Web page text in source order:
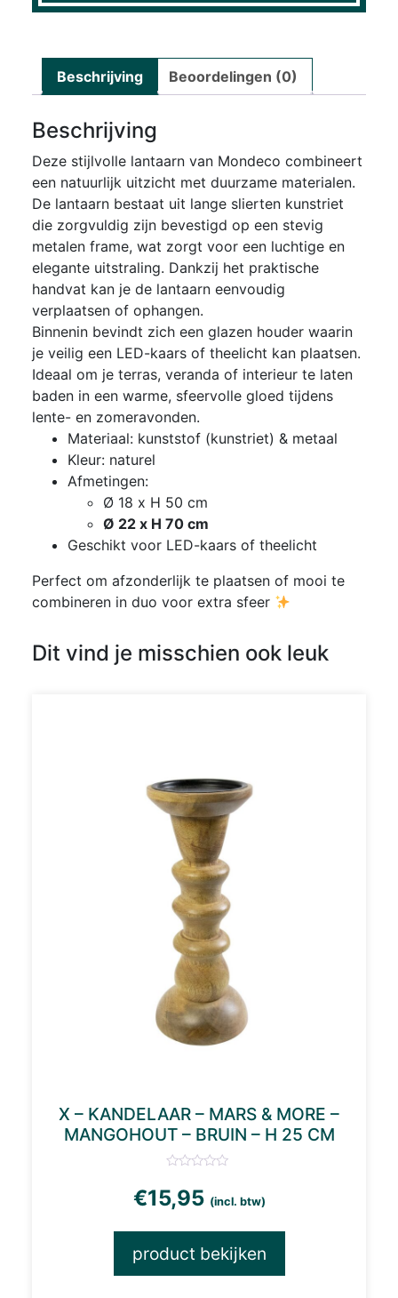
Beschrijving Beoordelingen (0)
Beschrijving
Deze stijlvolle lantaarn van Mondeco combineert
een natuurlijk uitzicht met duurzame materialen.
De lantaarn bestaat uit lange slierten kunstriet
die zorgvuldig zijn bevestigd op een stevig
metalen frame, wat zorgt voor een luchtige en
elegante uitstraling. Dankzij het praktische
handvat kan je de lantaarn eenvoudig
verplaatsen of ophangen.
Binnenin bevindt zich een glazen houder waarin
je veilig een LED-kaars of theelicht kan plaatsen.
Ideaal om je terras, veranda of interieur te laten
baden in een warme, sfeervolle gloed tijdens
lente- en zomeravonden.
Materiaal: kunststof (kunstriet) & metaal
Kleur: naturel
Afmetingen:
Ø 18 x H 50 cm
Ø 22 x H 70 cm
Geschikt voor LED-kaars of theelicht
Perfect om afzonderlijk te plaatsen of mooi te
combineren in duo voor extra sfeer
Dit vind je misschien ook leuk
X – KANDELAAR – MARS & MORE –
MANGOHOUT – BRUIN – H 25 CM
€15,95 (incl. btw)
product bekijken